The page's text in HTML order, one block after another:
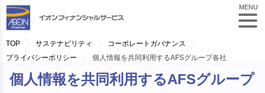
MENU
TOP サステナビリティ
コーポレートガバナンス
プライバシーポリシー
個人情報を共同利用するAFSグループ各社
個人情報を共同利用するAFSグループ